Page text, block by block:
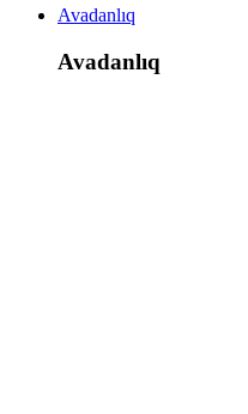
Avadanlıq
Avadanlıq